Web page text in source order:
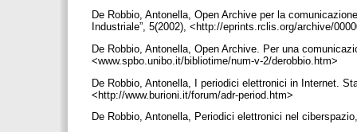
De Robbio, Antonella, Open Archive per la
Industriale”, 5(2002), <http://eprints.rclis.org/archive/
De Robbio, Antonella, Open Archive. Per una
<www.spbo.unibo.it/bibliotime/num-v-2/derobbio.htm>
De Robbio, Antonella, I periodici elettronici in Internet.
<http://www.burioni.it/forum/adr-period.htm>
De Robbio, Antonella, Periodici elettronici nel